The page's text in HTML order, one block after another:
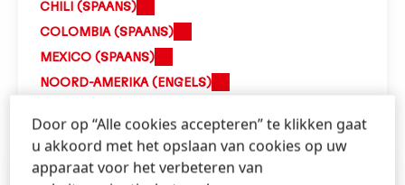
CHILI (SPAANS)
COLOMBIA (SPAANS)
MEXICO (SPAANS)
NOORD-AMERIKA (ENGELS)
Door op “Alle cookies accepteren” te klikken gaat
u akkoord met het opslaan van cookies op uw
apparaat voor het verbeteren van